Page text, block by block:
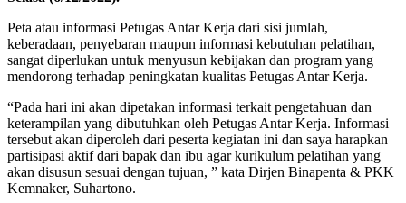
Peta atau informasi Petugas Antar Kerja dari sisi jumlah,
keberadaan, penyebaran maupun informasi kebutuhan pelatihan,
sangat diperlukan untuk menyusun kebijakan dan program yang
mendorong terhadap peningkatan kualitas Petugas Antar Kerja.
“Pada hari ini akan dipetakan informasi terkait pengetahuan dan
keterampilan yang dibutuhkan oleh Petugas Antar Kerja. Informasi
tersebut akan diperoleh dari peserta kegiatan ini dan saya harapkan
partisipasi aktif dari bapak dan ibu agar kurikulum pelatihan yang
akan disusun sesuai dengan tujuan, ” kata Dirjen Binapenta & PKK
Kemnaker, Suhartono.